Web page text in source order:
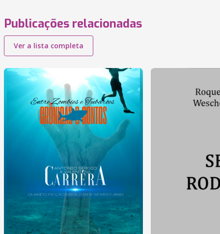
Publicações relacionadas
Ver a lista completa